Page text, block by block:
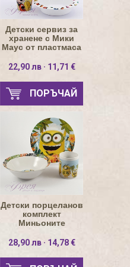
Детски сервиз за
хранене с Мики
Маус от пластмаса
22,90 лв · 11,71 €
ПОРЪЧАЙ
Детски порцеланов
комплект
Миньоните
28,90 лв · 14,78 €